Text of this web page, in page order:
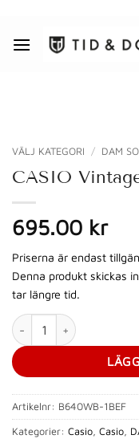
content
VÄLJ KATEGORI / DAM
CASIO
695.00 kr
Priserna är endast
Denna produkt skickas
tar längre tid.
CASIO Vintage mängd
Artikelnr: B640WB-1BEF
Kategorier: Casio, Casio,